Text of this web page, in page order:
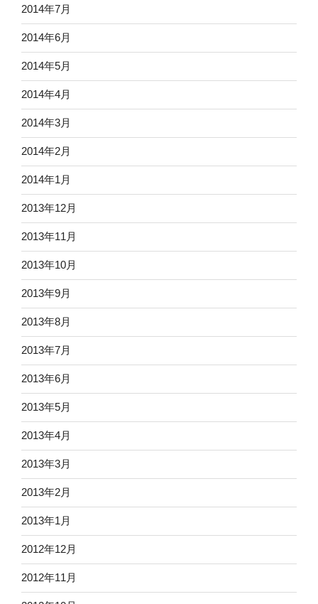
2014年7月
2014年6月
2014年5月
2014年4月
2014年3月
2014年2月
2014年1月
2013年12月
2013年11月
2013年10月
2013年9月
2013年8月
2013年7月
2013年6月
2013年5月
2013年4月
2013年3月
2013年2月
2013年1月
2012年12月
2012年11月